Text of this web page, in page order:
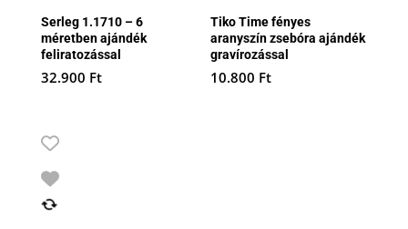
Serleg 1.1710 – 6
méretben ajándék
feliratozással
32.900 Ft
Tiko Time fényes
aranyszín zsebóra ajándék
gravírozással
10.800 Ft